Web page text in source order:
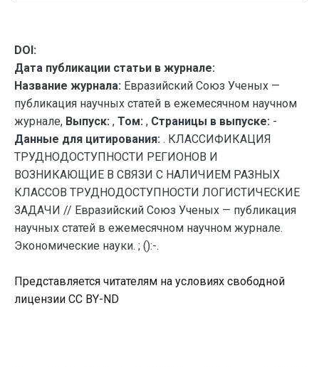
DOI:
Дата публикации статьи в журнале:
Название журнала: Евразийский Союз Ученых —
публикация научных статей в ежемесячном научном
журнале, Выпуск: , Том: , Страницы в выпуске: -
Данные для цитирования: . КЛАССИФИКАЦИЯ
ТРУДНОДОСТУПНОСТИ РЕГИОНОВ И
ВОЗНИКАЮЩИЕ В СВЯЗИ С НАЛИЧИЕМ РАЗНЫХ
КЛАССОВ ТРУДНОДОСТУПНОСТИ ЛОГИСТИЧЕСКИЕ
ЗАДАЧИ // Евразийский Союз Ученых — публикация
научных статей в ежемесячном научном журнале.
Экономические науки. ; ():-.
Представляется читателям на условиях свободной
лицензии CC BY-ND